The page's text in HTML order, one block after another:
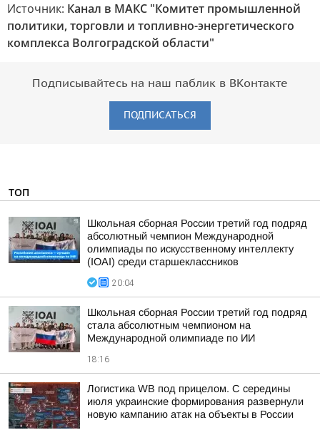
Источник: Канал в МАКС "Комитет промышленной
политики, торговли и топливно-энергетического
комплекса Волгоградской области"
Подписывайтесь на наш паблик в ВКонтакте
ПОДПИСАТЬСЯ
ТОП
Школьная сборная России третий год подряд
абсолютный чемпион Международной
олимпиады по искусственному интеллекту
(IOAI) среди старшеклассников
20:04
Школьная сборная России третий год подряд
стала абсолютным чемпионом на
Международной олимпиаде по ИИ
18:16
Логистика WB под прицелом. С середины
июля украинские формирования развернули
новую кампанию атак на объекты в России